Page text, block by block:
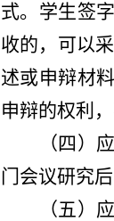
式。 学生签
收的，可以
述或申辩材
申辩的权利
（四）
门会议研究
（五）